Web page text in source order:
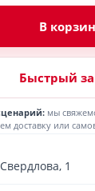
В
Быстрый
мы
доставку или
1